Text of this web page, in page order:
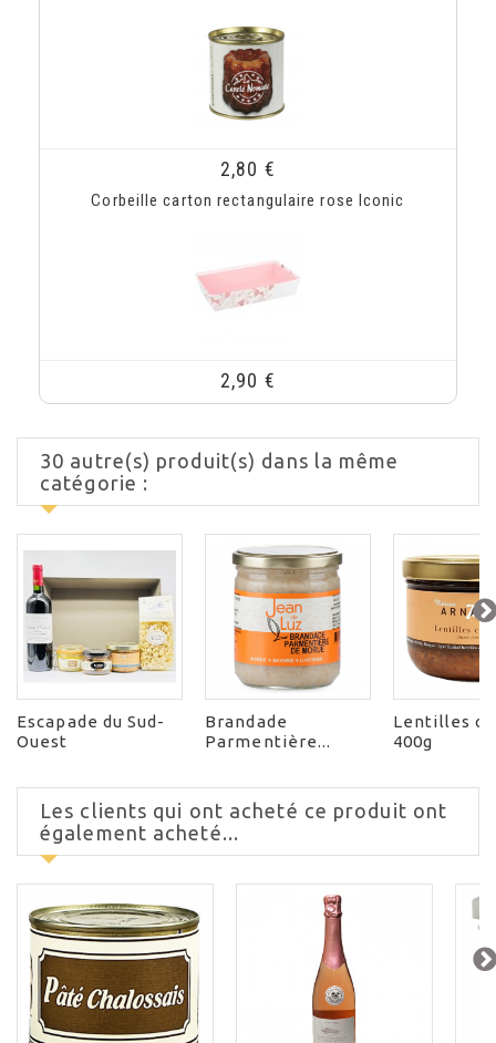
2,80 €
Corbeille carton rectangulaire rose Iconic
2,90 €
30 autre(s) produit(s) dans la même
catégorie :
Escapade du Sud-
Ouest
Brandade
Parmentière...
Lentilles
400g
Les clients qui ont acheté ce produit ont
également acheté...